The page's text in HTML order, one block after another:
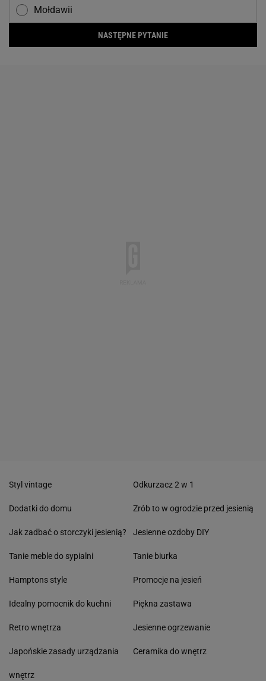
Mołdawii
NASTĘPNE PYTANIE
Styl vintage
Dodatki do domu
Jak zadbać o storczyki jesienią?
Tanie meble do sypialni
Hamptons style
Idealny pomocnik do kuchni
Retro wnętrza
Japońskie zasady urządzania
wnętrz
Odkurzacz 2 w 1
Zrób to w ogrodzie przed jesienią
Jesienne ozdoby DIY
Tanie biurka
Promocje na jesień
Piękna zastawa
Jesienne ogrzewanie
Ceramika do wnętrz